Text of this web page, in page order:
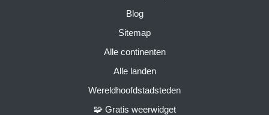
Blog
Sitemap
Alle continenten
Alle landen
Wereldhoofdstadsteden
🧩 Gratis weerwidget